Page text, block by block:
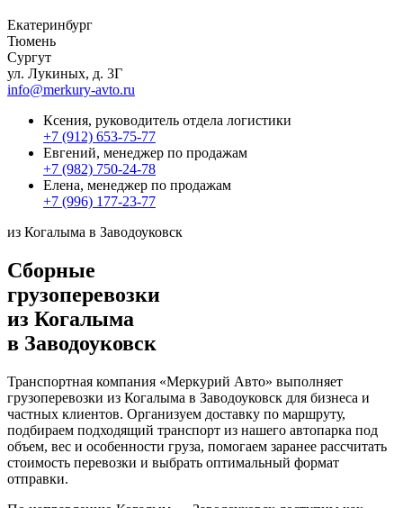
Екатеринбург
Тюмень
Сургут
ул. Лукиных, д. 3Г
info@merkury-avto.ru
Ксения, руководитель отдела логистики
+7 (912) 653-75-77
Евгений, менеджер по продажам
+7 (982) 750-24-78
Елена, менеджер по продажам
+7 (996) 177-23-77
из Когалыма в Заводоуковск
Сборные
грузоперевозки
из Когалыма
в Заводоуковск
Транспортная компания «Меркурий Авто» выполняет
грузоперевозки из Когалыма в Заводоуковск для бизнеса и
частных клиентов. Организуем доставку по маршруту,
подбираем подходящий транспорт из нашего автопарка под
объем, вес и особенности груза, помогаем заранее рассчитать
стоимость перевозки и выбрать оптимальный формат
отправки.